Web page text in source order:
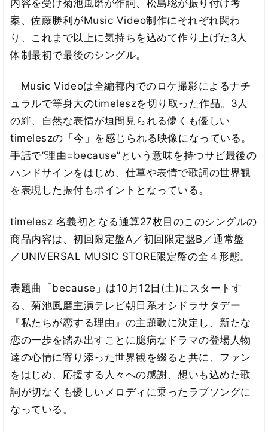
内容を受け菊池風磨が作詞、松島聡が振り付け考
案、佐藤勝利がMusic Video制作にそれぞれ関わ
り、これまで以上に気持ちを込めて作り上げた3人
体制最初で最後のシングル。
Music Videoは全編都内でのロケ撮影によるナチ
ュラルで等身大のtimeleszを切り取った作品。3人
の絆、自然な表情が垣間見られる儚くも優しい
timeleszの「今」を感じられる映像になっている。
手話で”理由=because”という意味を持つサビ最後の
ハンドサインをはじめ、仕草や表情で歌詞の世界観
を表現した振付もポイントとなっている。
timelesz 名義初となる通算27枚目のこのシングルの
商品内容は、初回限定盤A／初回限定盤B／通常盤
／UNIVERSAL MUSIC STORE限定盤の全４形態。
表題曲「because」は10月12日(土)にスタートす
る、菊池風磨主演テレビ朝日系オシドラサタデー
『私たちが恋する理由』の主題歌に決定し、新たな
恋の一歩を踏み出すことに臆病なドラマの登場人物
達の心情に寄り添った世界観を綴ると共に、ファン
をはじめ、応援する人々への感謝、想いも込めた歌
詞が切なくも優しいメロディに乗ったラブソングに
なっている。